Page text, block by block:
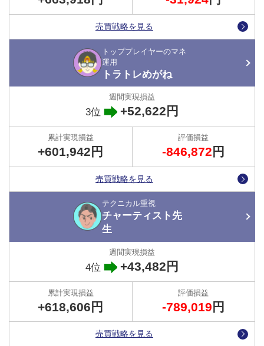
することなく、極力少ないアクションながら、高いパフォーマンス
●プレイヤーの戦略がまるわかり！公式X（エックス）をチ
各プレイヤーの設定内容や停止レートの変更などの取引に係わる情
報は、随時 公式X でお知らせしますので、皆さんが難しく感じる
この機会に、ぜひトラッキングトレード（公式）X（旧ツイッタ
ー）のフォローをお願いします！
トラッキングトレード（公式）X（旧ツイッター）
トッププレイヤーのマネ
運用
トラトレめがね
テクニカル重視
チャーティスト先
生
売買戦略を見る
売買戦略を見る
売買戦略を見る
3位 +52,622円
4位 +43,482円
+601,942円
+618,606円
-846,872 円
-789,019 円